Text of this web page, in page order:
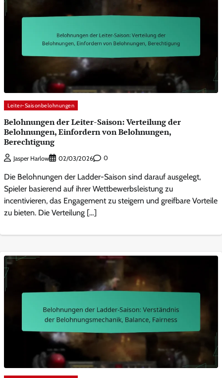
Leiter-Saisonbelohnungen
Belohnungen der Leiter-Saison: Verteilung der
Belohnungen, Einfordern von Belohnungen,
Berechtigung
Jasper Harlow 02/03/2026 0
Die Belohnungen der Ladder-Saison sind darauf ausgelegt,
Spieler basierend auf ihrer Wettbewerbsleistung zu
incentivieren, das Engagement zu steigern und greifbare Vorteile
zu bieten. Die Verteilung […]